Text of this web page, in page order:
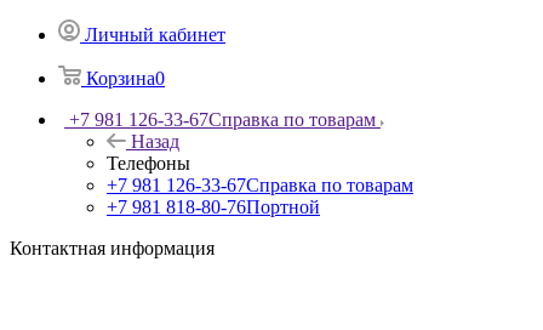
Личный кабинет
Корзина0
+7 981 126-33-67Справка по товарам
Назад
Телефоны
+7 981 126-33-67Справка по товарам
+7 981 818-80-76Портной
Контактная информация